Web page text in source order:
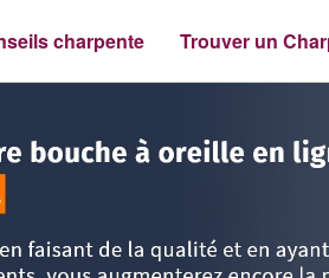
charpente Trouver un